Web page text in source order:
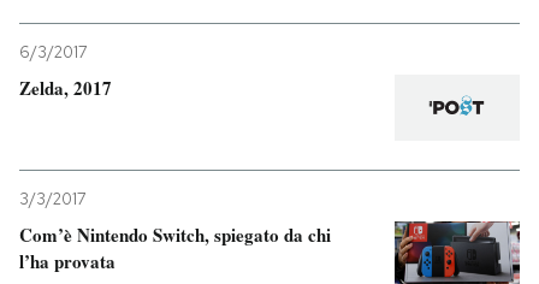
6/3/2017
Zelda, 2017
3/3/2017
Com’è Nintendo Switch, spiegato da chi
l’ha provata